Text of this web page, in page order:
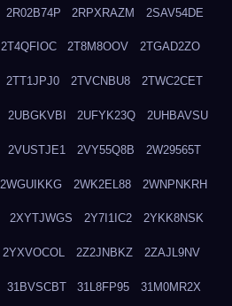
2R02B74P 2RPXRAZM 2SAV54DE
2T4QFIOC 2T8M8OOV 2TGAD2ZO
2TT1JPJ0 2TVCNBU8 2TWC2CET
2UBGKVBI 2UFYK23Q 2UHBAVSU
2VUSTJE1 2VY55Q8B 2W29565T
2WGUIKKG 2WK2EL88 2WNPNKRH
2XYTJWGS 2Y7I1IC2 2YKK8NSK
2YXVOCOL 2Z2JNBKZ 2ZAJL9NV
31BVSCBT 31L8FP95 31M0MR2X